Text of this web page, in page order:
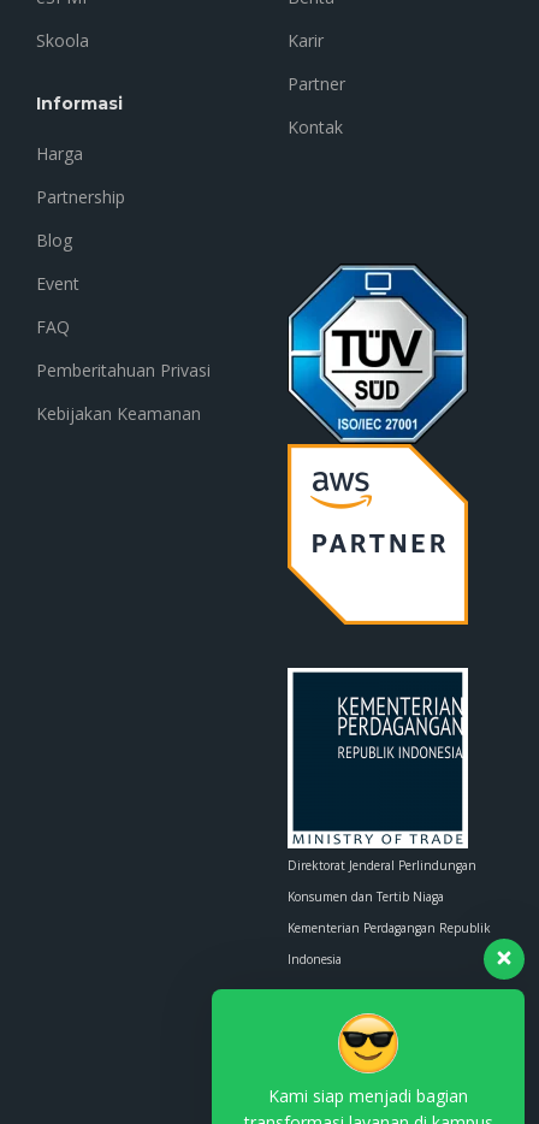
Skoola
Informasi
Harga
Partnership
Blog
Event
FAQ
Pemberitahuan Privasi
Kebijakan Keamanan
Karir
Partner
Kontak
Direktorat Jenderal Perlindungan
Konsumen dan Tertib Niaga
Kementerian Perdagangan Republik
Indonesia
contact.us@kemendag.go.id
Kami siap menjadi bagian